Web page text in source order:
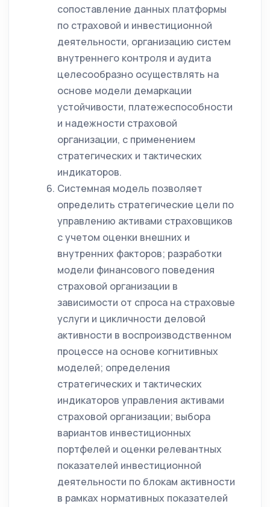
сопоставление данных платформы
по страховой и инвестиционной
деятельности, организацию систем
внутреннего контроля и аудита
целесообразно осуществлять на
основе модели демаркации
устойчивости, платежеспособности
и надежности страховой
организации, с применением
стратегических и тактических
индикаторов.
Системная модель позволяет
определить стратегические цели по
управлению активами страховщиков
с учетом оценки внешних и
внутренних факторов; разработки
модели финансового поведения
страховой организации в
зависимости от спроса на страховые
услуги и цикличности деловой
активности в воспроизводственном
процессе на основе когнитивных
моделей; определения
стратегических и тактических
индикаторов управления активами
страховой организации; выбора
вариантов инвестиционных
портфелей и оценки релевантных
показателей инвестиционной
деятельности по блокам активности
в рамках нормативных показателей